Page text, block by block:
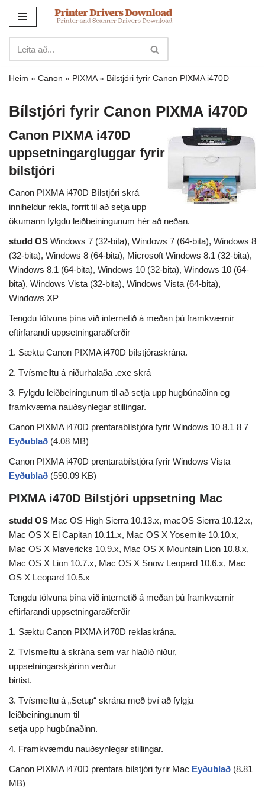
yfir
í
innihald
Heim » Canon » PIXMA» Bílstjóri fyrir Canon PIXMA i470D
Bílstjóri fyrir Canon PIXMA i470D
Canon PIXMA i470D
uppsetningargluggar fyrir
bílstjóri
Canon PIXMA i470D Bílstjóri skrá
inniheldur rekla, forrit til að setja upp
ökumann fylgdu leiðbeiningunum hér að neðan.
studd OS Windows 7 (32-bita), Windows 7 (64-bita), Windows 8
(32-bita), Windows 8 (64-bita), Microsoft Windows 8.1 (32-bita),
Windows 8.1 (64-bita), Windows 10 (32-bita), Windows 10 (64-
bita), Windows Vista (32-bita), Windows Vista (64-bita),
Windows XP
Tengdu tölvuna þína við internetið á meðan þú framkvæmir
eftirfarandi uppsetningaraðferðir
1. Sæktu Canon PIXMA i470D bílstjóraskrána.
2. Tvísmelltu á niðurhalaða .exe skrá
3. Fylgdu leiðbeiningunum til að setja upp hugbúnaðinn og
framkvæma nauðsynlegar stillingar.
Canon PIXMA i470D prentarabílstjóra fyrir Windows 10 8.1 8 7
Eyðublað (4.08 MB)
Canon PIXMA i470D prentarabílstjóra fyrir Windows Vista
Eyðublað (590.09 KB)
PIXMA i470D Bílstjóri uppsetning Mac
studd OS Mac OS High Sierra 10.13.x, macOS Sierra 10.12.x,
Mac OS X El Capitan 10.11.x, Mac OS X Yosemite 10.10.x,
Mac OS X Mavericks 10.9.x, Mac OS X Mountain Lion 10.8.x,
Mac OS X Lion 10.7.x, Mac OS X Snow Leopard 10.6.x, Mac
OS X Leopard 10.5.x
Tengdu tölvuna þína við internetið á meðan þú framkvæmir
eftirfarandi uppsetningaraðferðir
1. Sæktu Canon PIXMA i470D reklaskrána.
2. Tvísmelltu á skrána sem var hlaðið niður,
uppsetningarskjárinn verður
birtist.
3. Tvísmelltu á „Setup“ skrána með því að fylgja
leiðbeiningunum til
setja upp hugbúnaðinn.
4. Framkvæmdu nauðsynlegar stillingar.
Canon PIXMA i470D prentara bílstjóri fyrir Mac Eyðublað (8.81
MB)